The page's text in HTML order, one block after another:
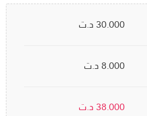
30.000 د.ت
8.000 د.ت
38.000د.ت